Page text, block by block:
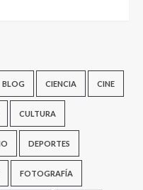
BLOG CIENCIA CINE
CULTURA
DEPORTES
FOTOGRAFÍA